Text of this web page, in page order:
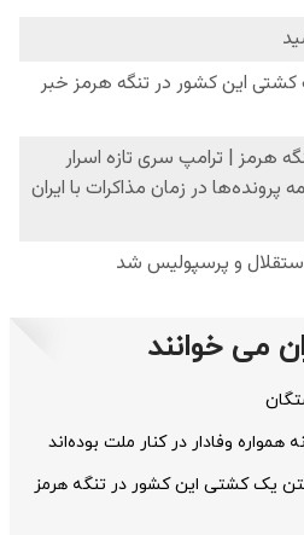
می خوانند
همواره وفادار در کنار ملت بوده‌اند
یک کشتی این کشور در تنگه هرمز